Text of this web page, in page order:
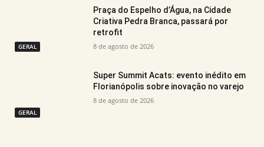
GERAL
Praça do Espelho d’Água, na Cidade
Criativa Pedra Branca, passará por
retrofit
8 de agosto de 2026
GERAL
Super Summit Acats: evento inédito em
Florianópolis sobre inovação no varejo
8 de agosto de 2026